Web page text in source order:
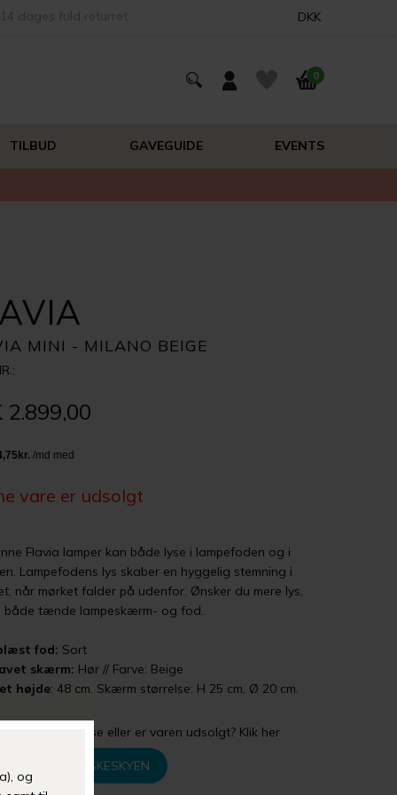
DKK
0
TILBUD GAVEGUIDE EVENTS
MINI - MILANO BEIGE
2.899,00
vare er udsolgt
Flavia lamper kan både lyse i lampefoden og i
Lampefodens lys skaber en hyggelig stemning i
når mørket falder på udenfor. Ønsker du mere lys,
både tænde lampeskærm- og fod.
fod: Sort
skærm: Hør // Farve: Beige
højde: 48 cm. Skærm størrelse: H 25 cm, Ø 20 cm.
din størrelse eller er varen udsolgt? Klik her
TILFØJ TIL ØNSKESKYEN